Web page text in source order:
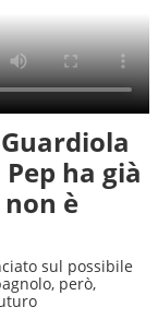
ha già
è
sul possibile
però,